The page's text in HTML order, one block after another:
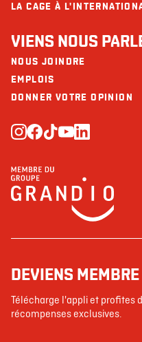
LA CAGE À
VIENS NOUS
NOUS JOINDRE
EMPLOIS
DONNER VOTRE OPINION
DEVIENS
Télécharge l'appli et profites
récompenses exclusives.